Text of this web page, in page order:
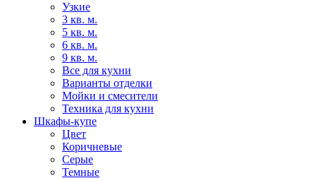
Узкие
3 кв. м.
5 кв. м.
6 кв. м.
9 кв. м.
Все для кухни
Варианты отделки
Мойки и смесители
Техника для кухни
Шкафы-купе
Цвет
Коричневые
Серые
Темные